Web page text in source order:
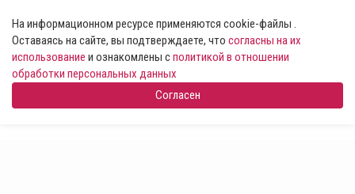
На информационном ресурсе применяются cookie-файлы .
Оставаясь на сайте, вы подтверждаете, что согласны на их
использование и ознакомлены сполитикой в отношении
обработки персональных данных
Согласен